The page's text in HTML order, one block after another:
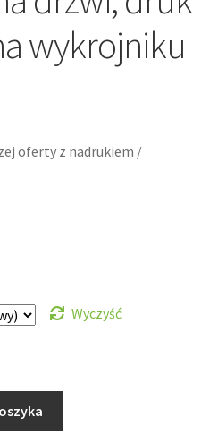
wykrojniku
oferty z nadrukiem /
Wyczyść